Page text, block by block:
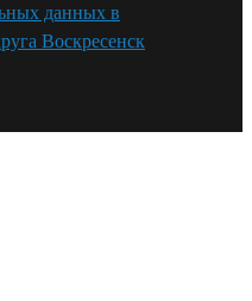
данных в
Воскресенск